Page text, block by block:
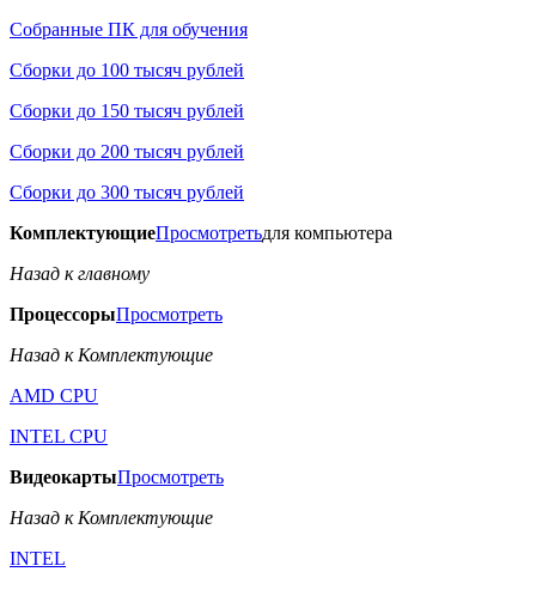
Собранные ПК для обучения
Сборки до 100 тысяч рублей
Сборки до 150 тысяч рублей
Сборки до 200 тысяч рублей
Сборки до 300 тысяч рублей
КомплектующиеПросмотретьдля компьютера
Назад к главному
ПроцессорыПросмотреть
Назад к Комплектующие
AMD CPU
INTEL CPU
ВидеокартыПросмотреть
Назад к Комплектующие
INTEL